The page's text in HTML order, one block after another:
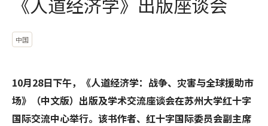
中国
10月28日下午，《人道经济学：战争、灾害与全球援助市
场》（中文版）出版及学术交流座谈会在苏州大学红十字
国际交流中心举行。该书作者、红十字国际委员会副主席